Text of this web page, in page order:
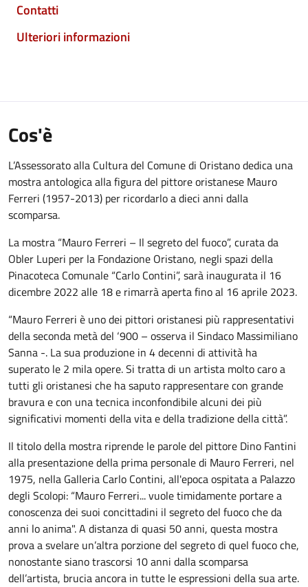
Contatti
Ulteriori informazioni
Cos'è
L’Assessorato alla Cultura del Comune di Oristano dedica una
mostra antologica alla figura del pittore oristanese Mauro
Ferreri (1957-2013) per ricordarlo a dieci anni dalla
scomparsa.
La mostra “Mauro Ferreri – Il segreto del fuoco”, curata da
Obler Luperi per la Fondazione Oristano, negli spazi della
Pinacoteca Comunale “Carlo Contini”, sarà inaugurata il 16
dicembre 2022 alle 18 e rimarrà aperta fino al 16 aprile 2023.
“Mauro Ferreri è uno dei pittori oristanesi più rappresentativi
della seconda metà del ‘900 – osserva il Sindaco Massimiliano
Sanna -. La sua produzione in 4 decenni di attività ha
superato le 2 mila opere. Si tratta di un artista molto caro a
tutti gli oristanesi che ha saputo rappresentare con grande
bravura e con una tecnica inconfondibile alcuni dei più
significativi momenti della vita e della tradizione della città”.
Il titolo della mostra riprende le parole del pittore Dino Fantini
alla presentazione della prima personale di Mauro Ferreri, nel
1975, nella Galleria Carlo Contini, all'epoca ospitata a Palazzo
degli Scolopi: “Mauro Ferreri... vuole timidamente portare a
conoscenza dei suoi concittadini il segreto del fuoco che da
anni lo anima". A distanza di quasi 50 anni, questa mostra
prova a svelare un’altra porzione del segreto di quel fuoco che,
nonostante siano trascorsi 10 anni dalla scomparsa
dell’artista, brucia ancora in tutte le espressioni della sua arte.